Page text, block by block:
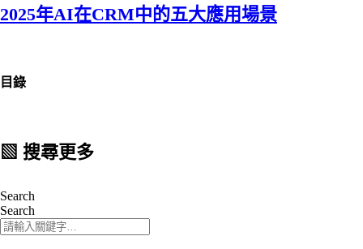
2025年AI在CRM中的五大應用場景
目錄
▧ 搜尋更多
Search
Search